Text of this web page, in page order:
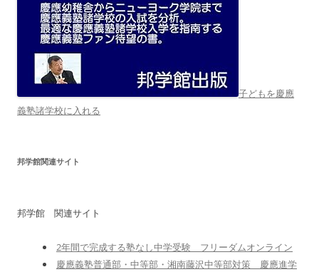
子どもを慶應
義塾諸学校に入れる
邦学館関連サイト
邦学館 関連サイト
2年間で完成する塾なし中学受験 フリーダムオンライン
慶應義塾普通部・中等部・湘南藤沢中等部対策 慶應進学